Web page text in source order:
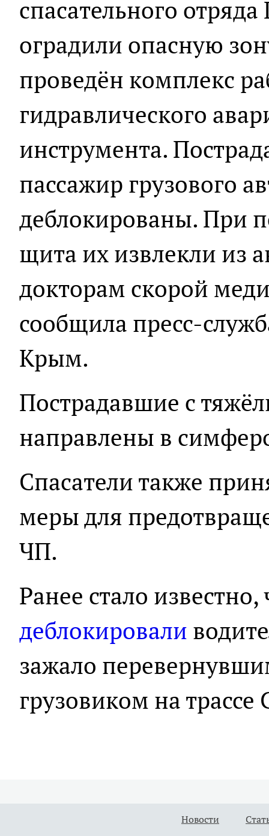
спасательного
оградили опасную
проведён комплекс
гидравлического
инструмента.
пассажир грузового
деблокированы. При
щита их извлекли из
докторам скорой
сообщила пресс-
Крым.
Пострадавшие с
направлены в
Спасатели также
меры для
ЧП.
Ранее стало
деблокировали
зажало
грузовиком на трассе
Новости